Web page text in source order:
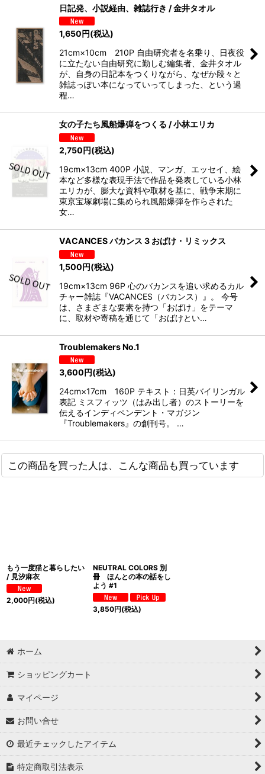
日記発、小説経由、雑誌行き / 金井タオル
1,650円(税込)
21cm×10cm 210P 自由研究者を名乗り、日夜役
に立たない自由研究に勤しむ編集者、金井タオル
が、自身の日記本をつくりながら、なぜか段々と
雑誌っぽい本になっていってしまった、という過
程…
女の子たち風船爆弾をつくる / 小林エリカ
2,750円(税込)
19cm×13cm 400P 小説、マンガ、エッセイ、絵
本など多様な表現手法で作品を発表している小林
エリカが、膨大な資料や取材を基に、戦争末期に
東京宝塚劇場に集められ風船爆弾を作らされた
女…
VACANCES バカンス 3 おばけ・リミックス
1,500円(税込)
19cm×13cm 96P 心のバカンスを追い求めるカル
チャー雑誌『VACANCES（バカンス）』。 今号
は、さまざまな要素を持つ「おばけ」をテーマ
に、取材や寄稿を通じて「おばけとい…
Troublemakers No.1
3,600円(税込)
24cm×17cm 160P テキスト：日英バイリンガル
表記 ミスフィッツ（はみ出し者）のストーリーを
伝えるインディペンデント・マガジン
『Troublemakers』の創刊号。 …
この商品を買った人は、こんな商品も買っています
もう一度猫と暮らしたい
/ 見汐麻衣
2,000円(税込)
NEUTRAL COLORS 別
冊 ほんとの本の話をし
よう #1
3,850円(税込)
ホーム
ショッピングカート
マイページ
お問い合せ
最近チェックしたアイテム
特定商取引法表示